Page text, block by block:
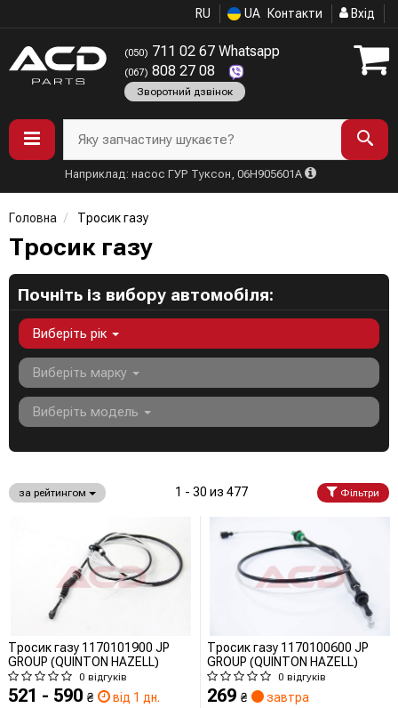
RU UA Контакти Вхід
(050) 711 02 67 Whatsapp
(067) 808 27 08
Зворотний дзвінок
Яку запчастину шукаєте?
Наприклад: насос ГУР Туксон, 06H905601A
Головна Тросик газу
Тросик газу
Почніть із вибору автомобіля:
Виберіть рік
Виберіть марку
Виберіть модель
за рейтингом 1 - 30 из 477 Фільтри
Тросик газу 1170101900 JP
GROUP (QUINTON HAZELL)
0 відгуків
521 - 590 ₴ від 1 дн.
Тросик газу 1170100600 JP
GROUP (QUINTON HAZELL)
0 відгуків
269 ₴ завтра